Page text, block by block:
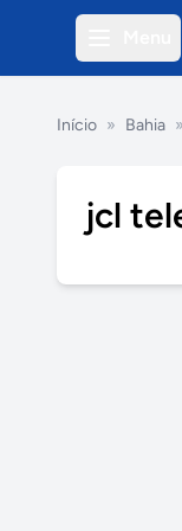
Início » Bahia »
jcl